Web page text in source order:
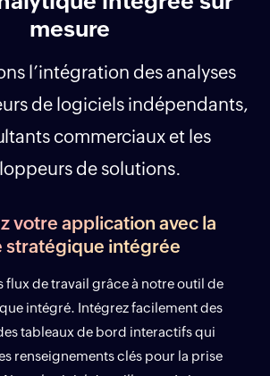
mesure
l’intégration des analyses
de logiciels indépendants,
commerciaux et les
de solutions.
votre application avec la
stratégique intégrée
flux de travail grâce à notre outil de
intégré. Intégrez facilement des
tableaux de bord interactifs qui
renseignements clés pour la prise